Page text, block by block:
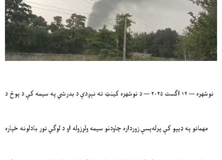
نوشهره — ۱۲ اګست ۲۰۲۵ — د نوشهره کینټ ته نېږدې د بدرشي په سیمه کې د پوځ د
مهماتو په ډیپو کې پرله‌پسې زورداره چاودنو سیمه ولړزوله او د لوګي تور بادلونه خپاره